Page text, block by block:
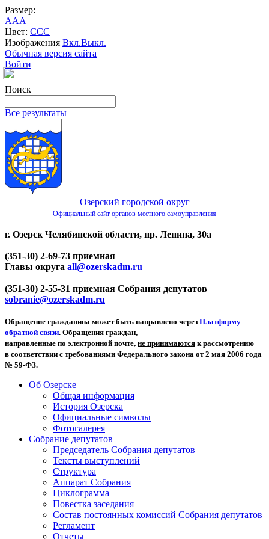
Размер:
AAA
Цвет: CCC
Изображения Вкл.Выкл.
Обычная версия сайта
Войти
Поиск
Все результаты
Озерский городской округ
Официальный сайт органов местного самоуправления
г. Озерск Челябинской области, пр. Ленина, 30а
(351-30) 2-69-73 приемная
Главы округа all@ozerskadm.ru
(351-30) 2-55-31 приемная Собрания депутатов
sobranie@ozerskadm.ru
Обращение гражданина может быть направлено через Платформу
обратной связи. Обращения граждан,
направленные по электронной почте, не принимаются к рассмотрению
в соответствии с требованиями Федерального закона от 2 мая 2006 года
№ 59-ФЗ.
Об Озерске
Общая информация
История Озерска
Официальные символы
Фотогалерея
Собрание депутатов
Председатель Собрания депутатов
Тексты выступлений
Структура
Аппарат Собрания
Циклограмма
Повестка заседания
Состав постоянных комиссий Собрания депутатов
Регламент
Отчеты